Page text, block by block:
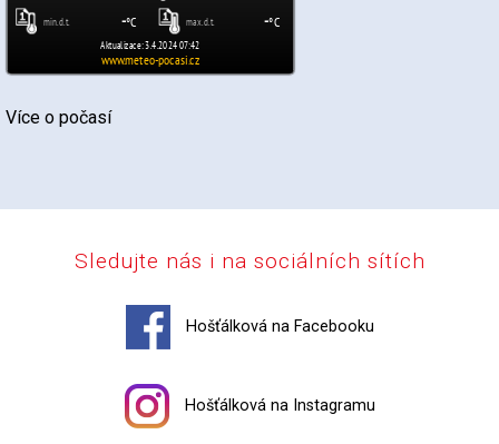
Více o počasí
Sledujte nás i na sociálních sítích
Hošťálková na Facebooku
Hošťálková na Instagramu